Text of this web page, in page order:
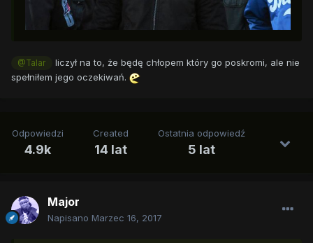
@Talar
liczył na to, że będę chłopem który go poskromi, ale nie
spełniłem jego oczekiwań.
Odpowiedzi
4.9k
Created
14 lat
Ostatnia odpowiedź
5 lat
Major
Napisano Marzec 16, 2017